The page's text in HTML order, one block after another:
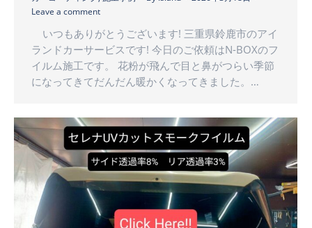
Leave a comment
いつもありがとうございます! 三重県鈴鹿市のアイ
ランドカーサービスです! 今日のご依頼はN-BOXのフ
イルム施工です。 花粉が飛んで目と鼻がつらい季節
になってきてだんだん暖かくなってきました。…